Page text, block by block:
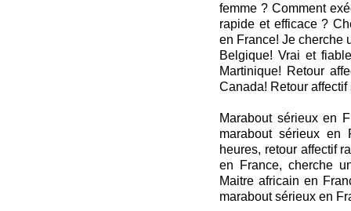
femme ? Comment
rapide et efficace ?
en France! Je cherche
Belgique! Vrai et
Martinique! Retour
Canada! Retour
Marabout sérieux en
marabout sérieux en
heures, retour affectif
en France, cherche
Maitre africain en
marabout sérieux en